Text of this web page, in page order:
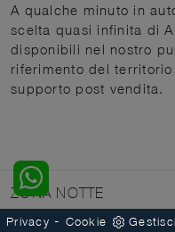
A qualche minuto in
scelta quasi infinita di
disponibili nel nostro
riferimento del
supporto post vendita.
ZONA NOTTE
Letti
Privacy - Cookie